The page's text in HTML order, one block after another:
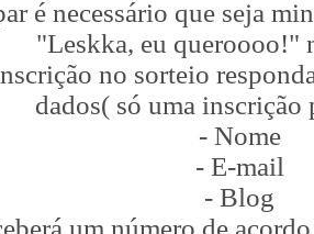
é necessário que seja
"Leskka, eu queroooo!"
no sorteio
dados( só uma inscrição
- Nome
- E-mail
- Blog
um número de